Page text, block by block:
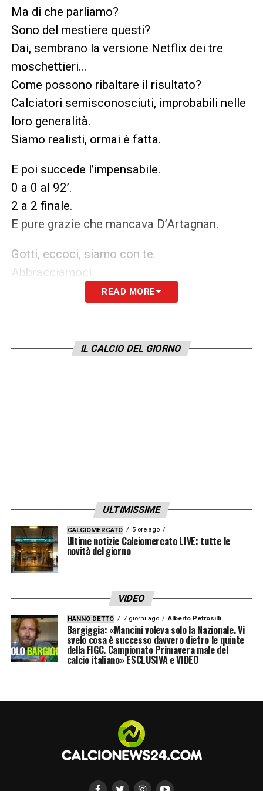
Ma di che parliamo?
Sono del mestiere questi?
Dai, sembrano la versione Netflix dei tre
moschettieri…
Come possono ribaltare il risultato?
Calciatori semisconosciuti, improbabili nelle
loro generalità.
Siamo realisti, ormai è fatta.
E poi succede l’impensabile.
0 a 0 al 92’.
2 a 2 finale.
E pure grazie che mancava D’Artagnan.
Gotti, eccoci, siamo con te.
Abbracciamoci.
READ MORE
IL CALCIO DEL GIORNO
ULTIMISSIME
CALCIOMERCATO 5 ore ago
Ultime notizie Calciomercato LIVE: tutte le
novità del giorno
VIDEO
HANNO DETTO 7 giorni ago Alberto Petrosilli
Bargiggia: «Mancini voleva solo la Nazionale. Vi
svelo cosa è successo davvero dietro le quinte
della FIGC. Campionato Primavera male del
calcio italiano» ESCLUSIVA e VIDEO